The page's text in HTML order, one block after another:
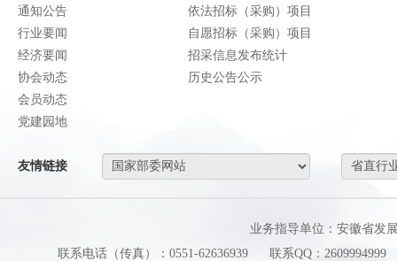
通知公告
行业要闻
经济要闻
协会动态
会员动态
党建园地
依法招标（采购）项目
自愿招标（采购）项目
招采信息发布统计
历史公告公示
友情链接
业务指导单位：安徽省发
联系电话（传真）：0551-62636939
联系QQ：2609994999